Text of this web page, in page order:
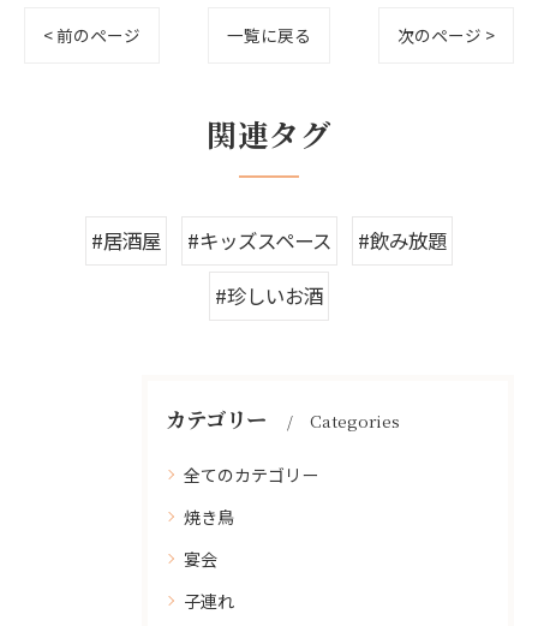
< 前のページ 一覧に戻る 次のページ >
関連タグ
#居酒屋 #キッズスペース
#飲み放題
#珍しいお酒
カテゴリー Categories
全てのカテゴリー
焼き鳥
宴会
子連れ